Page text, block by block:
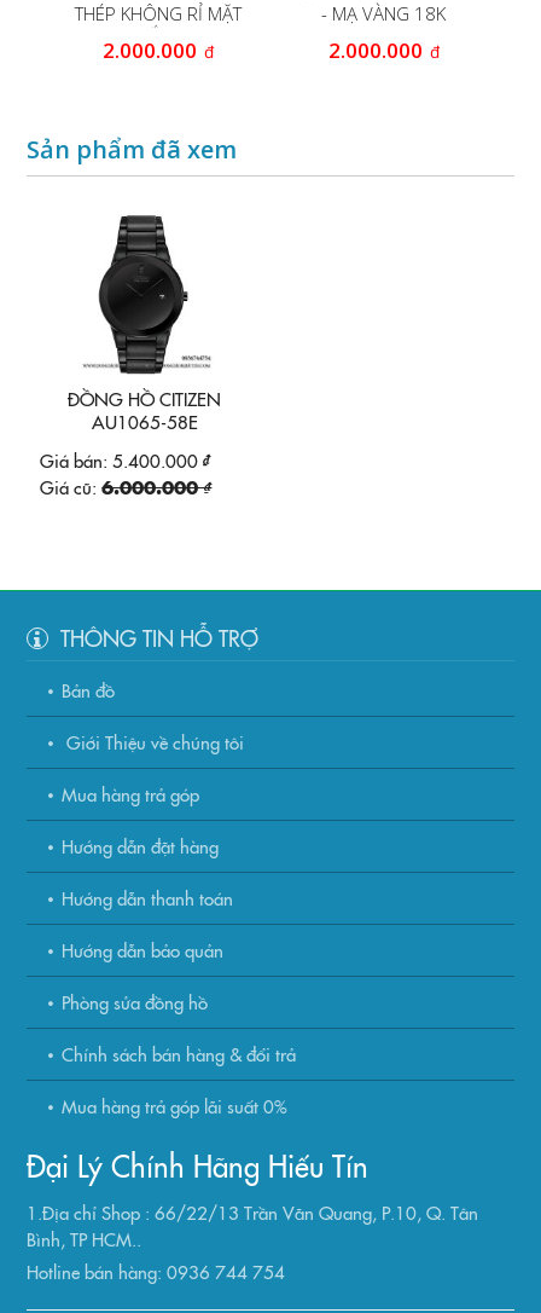
THÉP KHÔNG RỈ MẶT
TRẮNG
2.000.000 đ
- MẠ VÀNG 18K
2.000.000 đ
Sản phẩm đã xem
ĐỒNG HỒ CITIZEN
AU1065-58E
Giá bán: 5.400.000 ₫
Giá cũ: 6.000.000 ₫
THÔNG TIN HỖ TRỢ
Bản đồ
Giới Thiệu về chúng tôi
Mua hàng trả góp
Hướng dẫn đặt hàng
Hướng dẫn thanh toán
Hướng dẫn bảo quản
Phòng sửa đồng hồ
Chính sách bán hàng & đổi trả
Mua hàng trả góp lãi suất 0%
Đại Lý Chính Hãng Hiếu Tín
1.Địa chỉ Shop : 66/22/13 Trần Văn Quang, P.10, Q. Tân
Bình, TP HCM..
Hotline bán hàng: 0936 744 754